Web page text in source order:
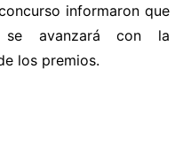
informaron que
avanzará con la
los premios.